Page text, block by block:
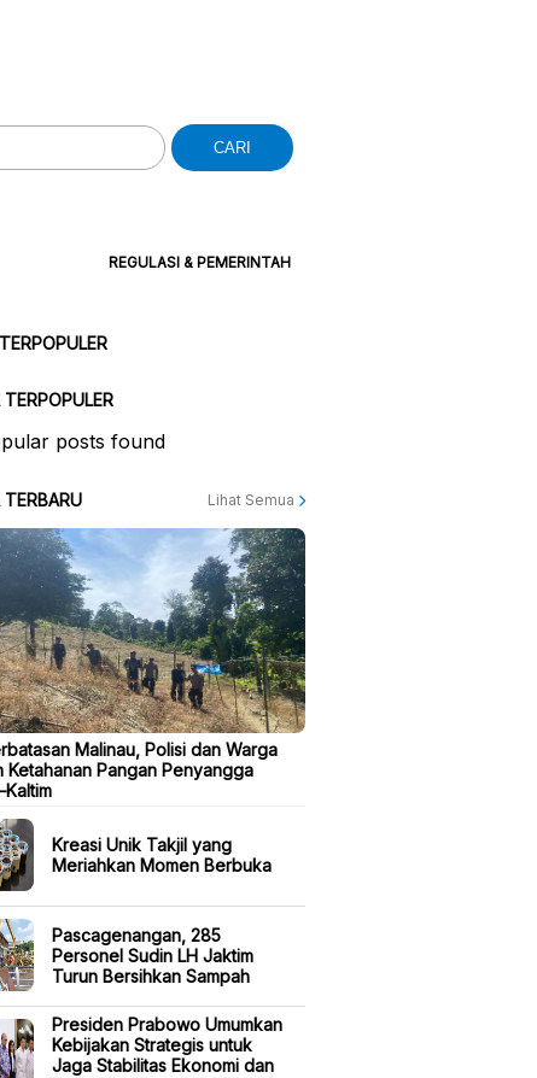
CARI
REGULASI & PEMERINTAH
TERPOPULER
posts found
TERBARU Lihat Semua
Malinau, Polisi dan Warga
Ketahanan Pangan Penyangga
Kreasi Unik Takjil yang
Meriahkan Momen Berbuka
Pascagenangan, 285
Personel Sudin LH Jaktim
Turun Bersihkan Sampah
Presiden Prabowo Umumkan
Kebijakan Strategis untuk
Jaga Stabilitas Ekonomi dan